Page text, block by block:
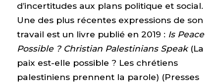
d’incertitudes aux plans politique et social.
Une des plus récentes expressions de son
travail est un livre publié en 2019 : Is Peace
Possible ? Christian Palestinians Speak(La
paix est-elle possible ? Les chrétiens
palestiniens prennent la parole) (Presses